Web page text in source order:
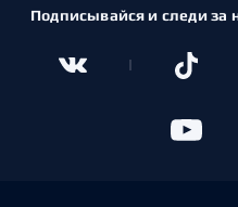
Подписывайся и следи за